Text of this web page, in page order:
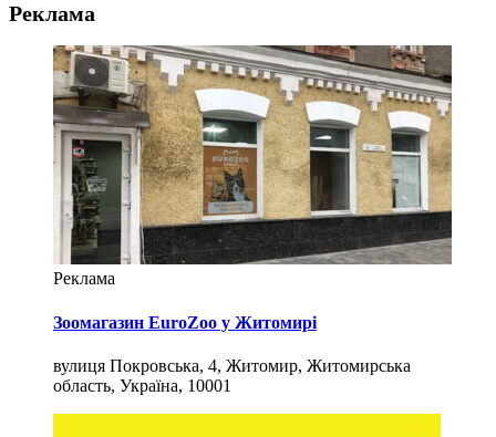
Реклама
Реклама
Зоомагазин EuroZoo у Житомирі
вулиця Покровська, 4, Житомир, Житомирська
область, Україна, 10001